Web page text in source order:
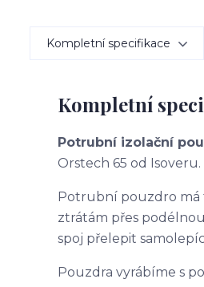
Kompletní specifikace
Kompletní
Potrubní izolační
Orstech 65 od Isoveru.
Potrubní pouzdro má
ztrátám přes
spoj přelepit
Pouzdra vyrábíme s